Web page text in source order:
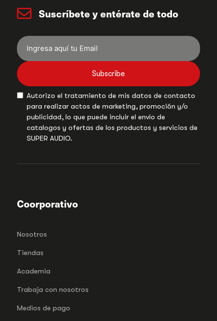
Suscríbete y entérate de todo
Subscribe
Autorizo el tratamiento de mis datos de contacto
para realizar actos de marketing, promoción y/o
publicidad, lo que puede incluir el envío de
catalogos y ofertas de los productos y servicios de
SUPER AUDIO.
Coorporativo
Nosotros
Tiendas
Academia
Trabaja con nosotros
Medios de pago